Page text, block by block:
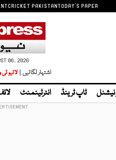
CRICKET PAKISTANTODAY'S PAPER
06, 2026
اشتہار لگائیں | لائیو
نیشنل ٹاپ ٹرینڈ انٹرٹینمنٹ